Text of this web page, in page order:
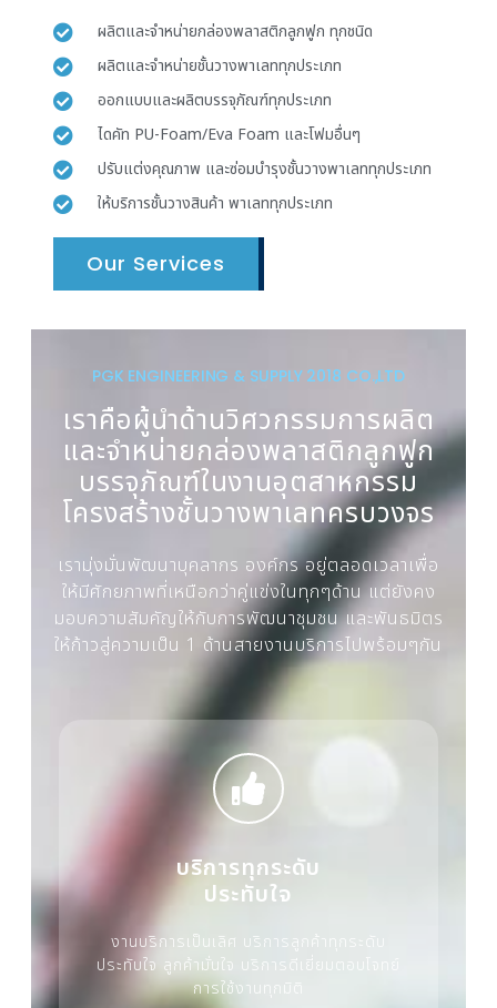
ผลิตและจำหน่ายกล่องพลาสติกลูกฟูก ทุกชนิด
ผลิตและจำหน่ายชั้นวางพาเลททุกประเภท
ออกแบบและผลิตบรรจุภัณฑ์ทุกประเภท
ไดคัท PU-Foam/Eva Foam และโฟมอื่นๆ
ปรับแต่งคุณภาพ และซ่อมบำรุงชั้นวางพาเลททุกประเภท
ให้บริการชั้นวางสินค้า พาเลททุกประเภท
Our Services
PGK ENGINEERING & SUPPLY 2018 CO.,LTD
เราคือผู้นำด้านวิศวกรรมการผลิต
และจำหน่ายกล่องพลาสติกลูกฟูก
บรรจุภัณฑ์ในงานอุตสาหกรรม
โครงสร้างชั้นวางพาเลทครบวงจร
เรามุ่งมั่นพัฒนาบุคลากร องค์กร อยู่ตลอดเวลาเพื่อ
ให้มีศักยภาพที่เหนือกว่าคู่แข่งในทุกๆด้าน แต่ยังคง
มอบความสัมคัญให้กับการพัฒนาชุมชน และพันธมิตร
ให้ก้าวสู่ความเป็น 1 ด้านสายงานบริการไปพร้อมๆกัน
บริการทุกระดับ
ประทับใจ
งานบริการเป็นเลิศ บริการลูกค้าทุกระดับ
ประทับใจ ลูกค้ามั่นใจ บริการดีเยี่ยมตอบโจทย์
การใช้งานทุกมิติ